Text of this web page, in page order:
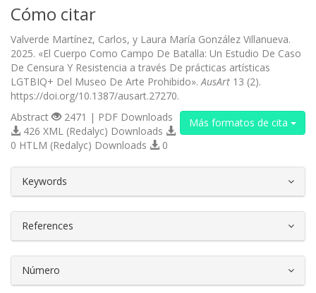
Cómo citar
Valverde Martínez, Carlos, y Laura María González Villanueva.
2025. «El Cuerpo Como Campo De Batalla: Un Estudio De Caso
De Censura Y Resistencia a través De prácticas artísticas
LGTBIQ+ Del Museo De Arte Prohibido». AusArt 13 (2).
https://doi.org/10.1387/ausart.27270.
Más formatos de cita
Abstract
2471 | PDF Downloads
426 XML (Redalyc) Downloads
0 HTLM (Redalyc) Downloads
0
Keywords
References
Número